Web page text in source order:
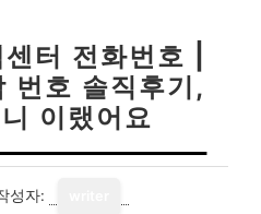
터 전화번호 |
번호 솔직후기,
이랬어요
성자: